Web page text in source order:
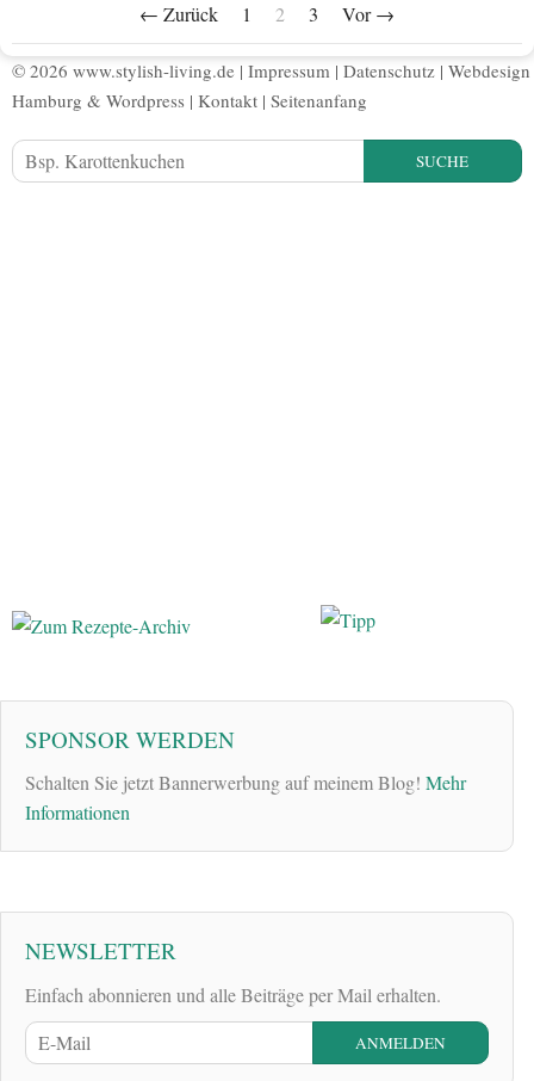
← Zurück 1 2 3 Vor →
© 2026 www.stylish-living.de | Impressum | Datenschutz | Webdesign
Hamburg & Wordpress | Kontakt | Seitenanfang
SUCHE
SPONSOR WERDEN
Schalten Sie jetzt Bannerwerbung auf meinem Blog! Mehr
Informationen
NEWSLETTER
Einfach abonnieren und alle Beiträge per Mail erhalten.